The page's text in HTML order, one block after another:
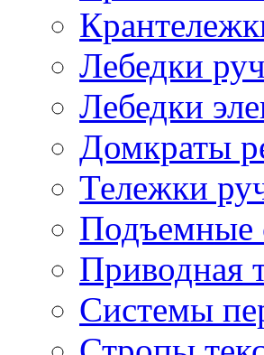
Лебедки
Лебедки
Домкраты
Тележки
Подъемные
Приводная
Системы